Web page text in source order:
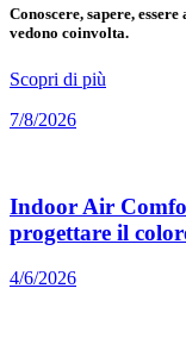
Conoscere, sapere,
vedono coinvolta.
Scopri di più
7/8/2026
Indoor Air
progettare il
4/6/2026